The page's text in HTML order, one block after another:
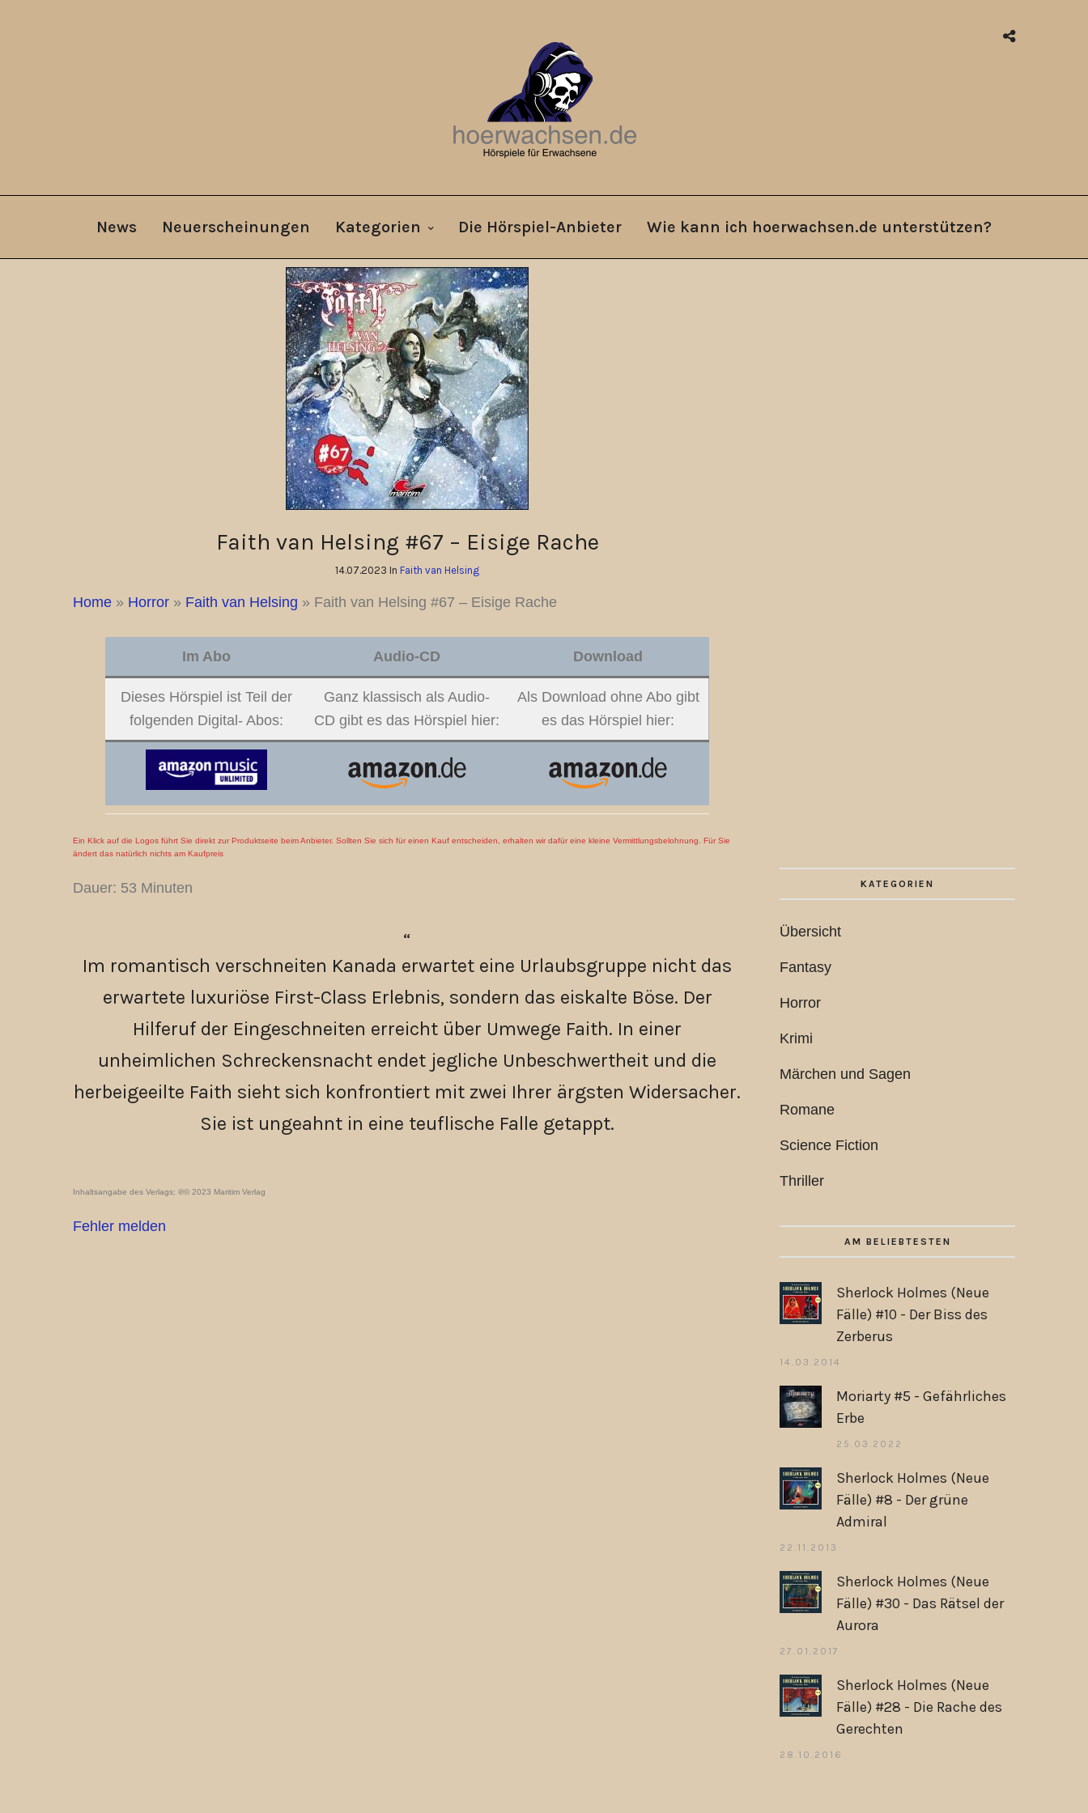
News Neuerscheinungen Kategorien Die Hörspiel-Anbieter Wie kann ich hoerwachsen.de unterstützen?
Faith van Helsing #67 – Eisige Rache
14.07.2023 In Faith van Helsing
Home » Horror » Faith van Helsing » Faith van Helsing #67 – Eisige Rache
Im Abo Audio-CD Download
Dieses Hörspiel ist Teil der
folgenden Digital- Abos:
Ganz klassisch als Audio-
CD gibt es das Hörspiel hier:
Als Download ohne Abo gibt
es das Hörspiel hier:
Ein Klick auf die Logos führt Sie direkt zur Produktseite beim Anbieter. Sollten Sie sich für einen Kauf entscheiden, erhalten wir dafür eine kleine Vermittlungsbelohnung. Für Sie
ändert das natürlich nichts am Kaufpreis
Dauer: 53 Minuten
Im romantisch verschneiten Kanada erwartet eine Urlaubsgruppe nicht das
erwartete luxuriöse First-Class Erlebnis, sondern das eiskalte Böse. Der
Hilferuf der Eingeschneiten erreicht über Umwege Faith. In einer
unheimlichen Schreckensnacht endet jegliche Unbeschwertheit und die
herbeigeeilte Faith sieht sich konfrontiert mit zwei Ihrer ärgsten Widersacher.
Sie ist ungeahnt in eine teuflische Falle getappt.
Inhaltsangabe des Verlags; ℗© 2023 Maritim Verlag
Fehler melden
KATEGORIEN
Übersicht
Fantasy
Horror
Krimi
Märchen und Sagen
Romane
Science Fiction
Thriller
AM BELIEBTESTEN
Sherlock Holmes (Neue
Fälle) #10 - Der Biss des
Zerberus
14.03.2014
Moriarty #5 - Gefährliches
Erbe
25.03.2022
Sherlock Holmes (Neue
Fälle) #8 - Der grüne
Admiral
22.11.2013
Sherlock Holmes (Neue
Fälle) #30 - Das Rätsel der
Aurora
27.01.2017
Sherlock Holmes (Neue
Fälle) #28 - Die Rache des
Gerechten
28.10.2016